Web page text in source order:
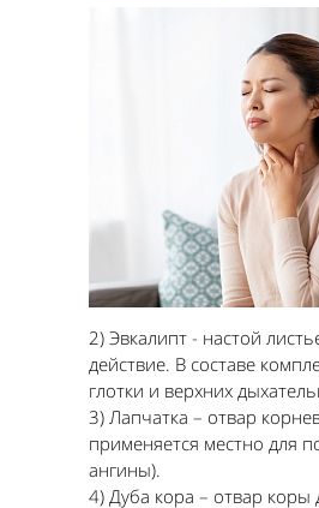
2) Эвкалипт - настой
действие. В составе
глотки и верхних
3) Лапчатка – отвар
применяется местно для
ангины).
4) Дуба кора – отвар